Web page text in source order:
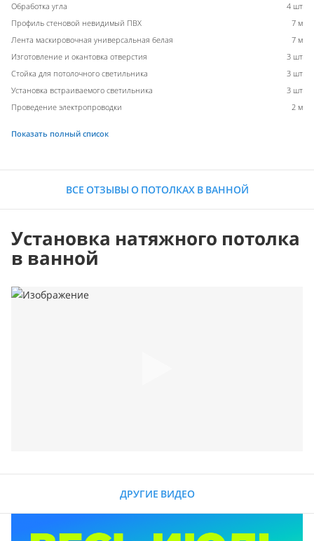
Обработка угла
4 шт
Профиль стеновой невидимый ПВХ
7 м
Лента маскировочная универсальная белая
7 м
Изготовление и окантовка отверстия
3 шт
Стойка для потолочного светильника
3 шт
Установка встраиваемого светильника
3 шт
Проведение электропроводки
2 м
Показать полный список
ВСЕ ОТЗЫВЫ О ПОТОЛКАХ В ВАННОЙ
Установка натяжного потолка
в ванной
ДРУГИЕ ВИДЕО